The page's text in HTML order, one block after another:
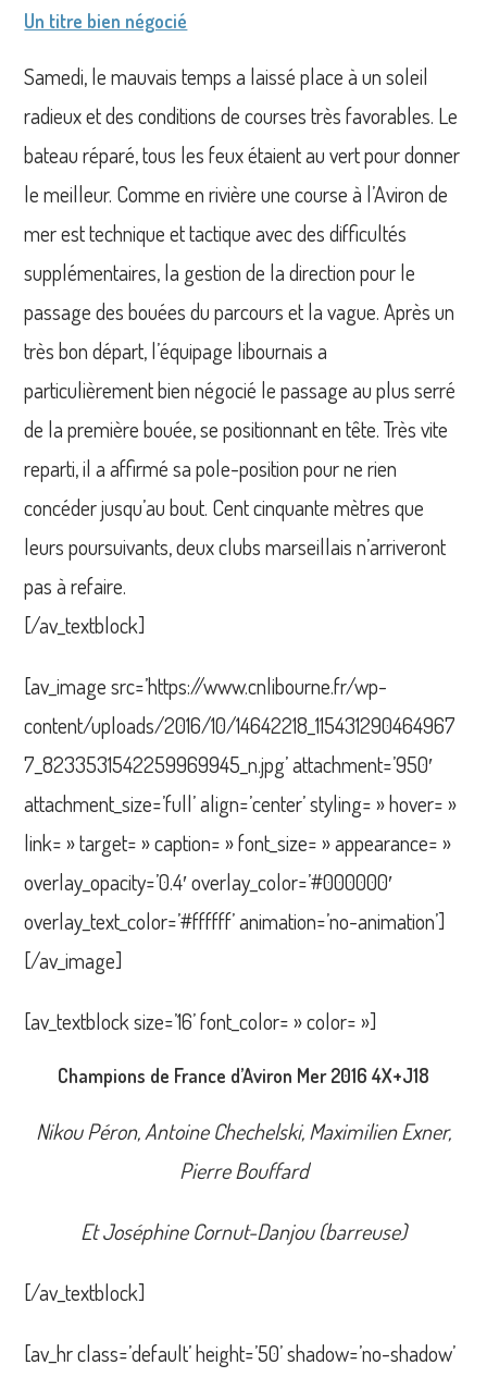
Un titre bien négocié
Samedi, le mauvais temps a laissé place à un soleil
radieux et des conditions de courses très favorables. Le
bateau réparé, tous les feux étaient au vert pour donner
le meilleur. Comme en rivière une course à l’Aviron de
mer est technique et tactique avec des difficultés
supplémentaires, la gestion de la direction pour le
passage des bouées du parcours et la vague. Après un
très bon départ, l’équipage libournais a
particulièrement bien négocié le passage au plus serré
de la première bouée, se positionnant en tête. Très vite
reparti, il a affirmé sa pole-position pour ne rien
concéder jusqu’au bout. Cent cinquante mètres que
leurs poursuivants, deux clubs marseillais n’arriveront
pas à refaire.
[/av_textblock]
[av_image src=’https://www.cnlibourne.fr/wp-
content/uploads/2016/10/14642218_115431290464967
7_8233531542259969945_n.jpg’ attachment=’950′
attachment_size=’full’ align=’center’ styling= » hover= »
link= » target= » caption= » font_size= » appearance= »
overlay_opacity=’0.4′ overlay_color=’#000000′
overlay_text_color=’#ffffff’ animation=’no-animation’]
[/av_image]
[av_textblock size=’16’ font_color= » color= »]
Champions de France d’Aviron Mer 2016 4X+J18
Nikou Péron, Antoine Chechelski, Maximilien Exner,
Pierre Bouffard
Et Joséphine Cornut-Danjou (barreuse)
[/av_textblock]
[av_hr class=’default’ height=’50’ shadow=’no-shadow’